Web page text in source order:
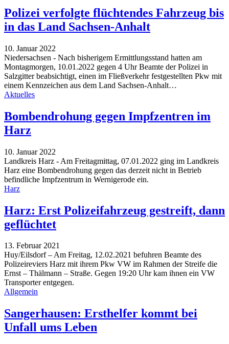
Polizei verfolgte flüchtendes Fahrzeug bis
in das Land Sachsen-Anhalt
10. Januar 2022
Niedersachsen - Nach bisherigem Ermittlungsstand hatten am
Montagmorgen, 10.01.2022 gegen 4 Uhr Beamte der Polizei in
Salzgitter beabsichtigt, einen im Fließverkehr festgestellten Pkw mit
einem Kennzeichen aus dem Land Sachsen-Anhalt…
Aktuelles
Bombendrohung gegen Impfzentren im
Harz
10. Januar 2022
Landkreis Harz - Am Freitagmittag, 07.01.2022 ging im Landkreis
Harz eine Bombendrohung gegen das derzeit nicht in Betrieb
befindliche Impfzentrum in Wernigerode ein.
Harz
Harz: Erst Polizeifahrzeug gestreift, dann
geflüchtet
13. Februar 2021
Huy/Eilsdorf – Am Freitag, 12.02.2021 befuhren Beamte des
Polizeireviers Harz mit ihrem Pkw VW im Rahmen der Streife die
Ernst – Thälmann – Straße. Gegen 19:20 Uhr kam ihnen ein VW
Transporter entgegen.
Allgemein
Sangerhausen: Ersthelfer kommt bei
Unfall ums Leben